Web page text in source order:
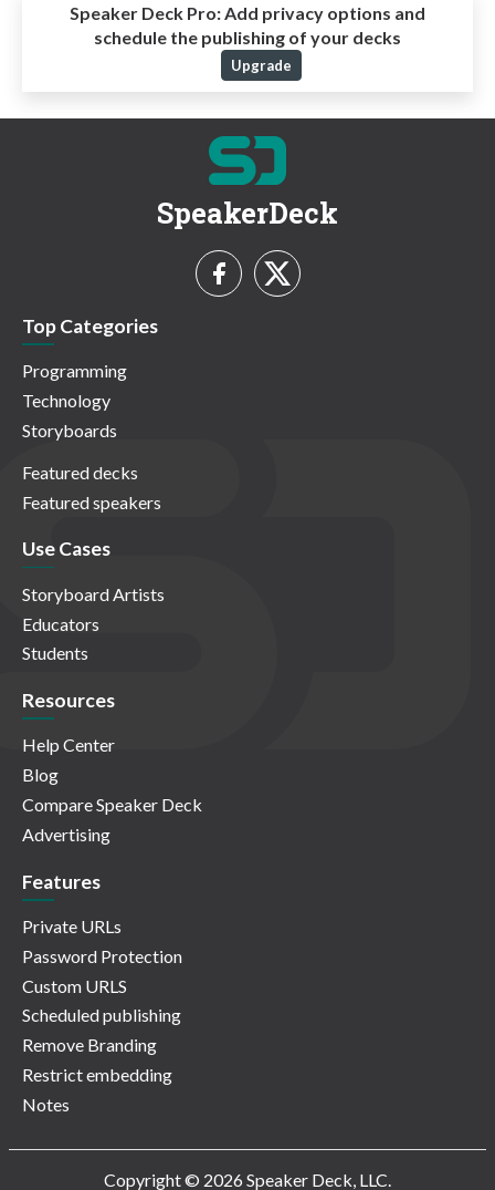
Speaker Deck Pro: Add privacy options and
schedule the publishing of your decks
Upgrade
SpeakerDeck
Top Categories
Programming
Technology
Storyboards
Featured decks
Featured speakers
Use Cases
Storyboard Artists
Educators
Students
Resources
Help Center
Blog
Compare Speaker Deck
Advertising
Features
Private URLs
Password Protection
Custom URLS
Scheduled publishing
Remove Branding
Restrict embedding
Notes
Copyright © 2026 Speaker Deck, LLC.